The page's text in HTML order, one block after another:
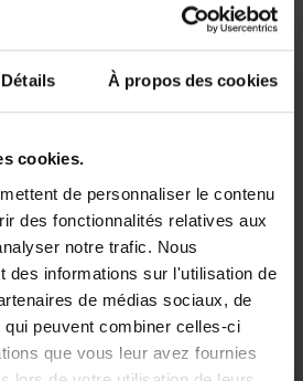
Détails À propos des cookies
cookies.
de personnaliser le contenu
des fonctionnalités relatives aux
notre trafic. Nous
des informations sur l'utilisation de
de médias sociaux, de
peuvent combiner celles-ci
que vous leur avez fournies
QUI AIMENT
DU